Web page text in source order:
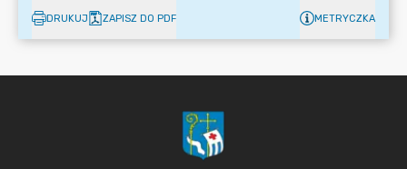
DRUKUJ ZAPISZ DO PDF METRYCZKA